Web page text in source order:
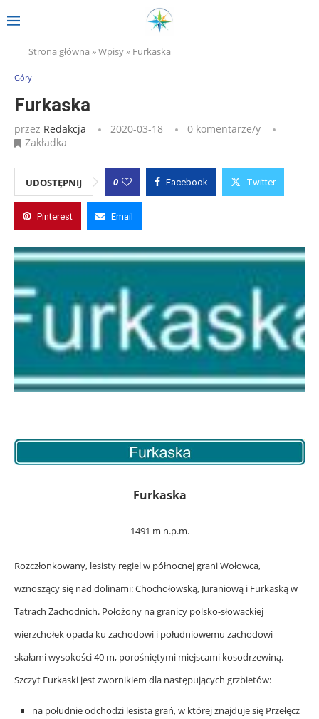
Strona główna »Wpisy» Furkaska
Góry
Furkaska
przez Redakcja 2020-03-18
0 komentarze/y
Zakładka
UDOSTĘPNIJ 0 Facebook Twitter
Pinterest Email
Furkaska
1491 m n.p.m.
Rozczłonkowany, lesisty regiel w północnej grani Wołowca,
wznoszący się nad dolinami: Chochołowską, Juraniową i Furkaską w
Tatrach Zachodnich. Położony na granicy polsko-słowackiej
wierzchołek opada ku zachodowi i południowemu zachodowi
skałami wysokości 40 m, porośniętymi miejscami kosodrzewiną.
Szczyt Furkaski jest zwornikiem dla następujących grzbietów:
na południe odchodzi lesista grań, w której znajduje się Przełęcz